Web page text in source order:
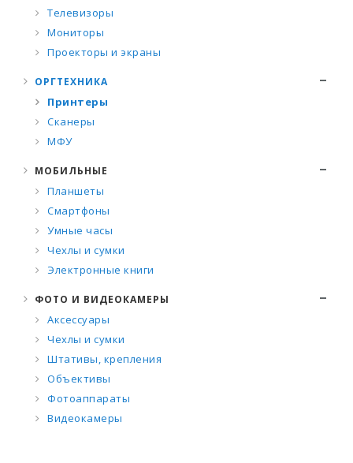
Телевизоры
Мониторы
Проекторы и экраны
ОРГТЕХНИКА
Принтеры
Сканеры
МФУ
МОБИЛЬНЫЕ
Планшеты
Смартфоны
Умные часы
Чехлы и сумки
Электронные книги
ФОТО И ВИДЕОКАМЕРЫ
Аксессуары
Чехлы и сумки
Штативы, крепления
Объективы
Фотоаппараты
Видеокамеры